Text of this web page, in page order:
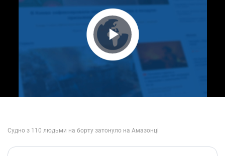
Play Video